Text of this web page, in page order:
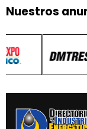
Nuestros